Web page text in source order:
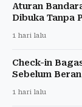
Aturan
Dibuka Tanpa
1 hari lalu
Check-in
Sebelum
1 hari lalu